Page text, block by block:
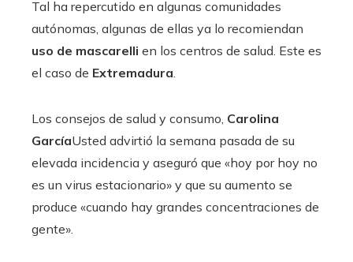
Tal ha repercutido en algunas comunidades
autónomas, algunas de ellas ya lo recomiendan
uso de mascarelli en los centros de salud. Este es
el caso de Extremadura.
Los consejos de salud y consumo, Carolina
GarcíaUsted advirtió la semana pasada de su
elevada incidencia y aseguró que «hoy por hoy no
es un virus estacionario» y que su aumento se
produce «cuando hay grandes concentraciones de
gente».